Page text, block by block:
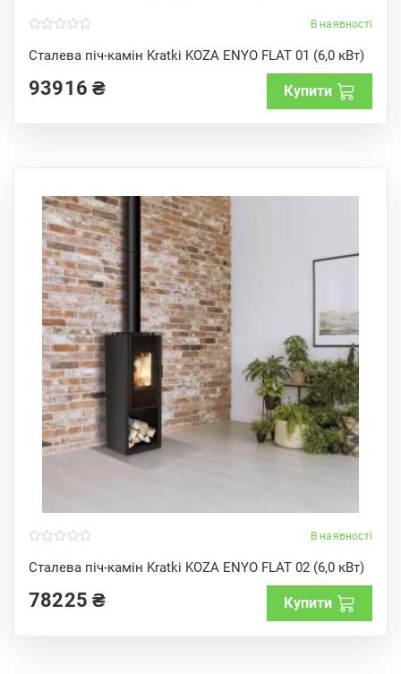
В наявності
Сталева піч-камін Kratki KOZA ENYO FLAT 01 (6,0 кВт)
o
u
o
f
93916₴ Купити
В наявності
Сталева піч-камін Kratki KOZA ENYO FLAT 02 (6,0 кВт)
o
u
o
f
78225₴ Купити